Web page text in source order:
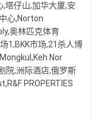
塔仔山,加华大厦,安
心,Norton
奥林匹克体育
1,BKK市场,21杀人博
Nor
院,洲际酒店,俄罗斯
PROPERTIES